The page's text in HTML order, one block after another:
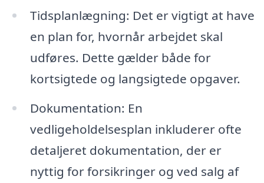
Tidsplanlægning: Det er vigtigt at have
en plan for, hvornår arbejdet skal
udføres. Dette gælder både for
kortsigtede og langsigtede opgaver.
Dokumentation: En
vedligeholdelsesplan inkluderer ofte
detaljeret dokumentation, der er
nyttig for forsikringer og ved salg af